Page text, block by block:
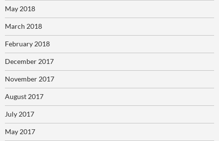
May 2018
March 2018
February 2018
December 2017
November 2017
August 2017
July 2017
May 2017